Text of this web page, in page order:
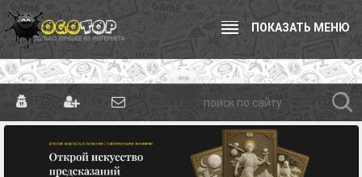
ПОКАЗАТЬ МЕНЮ